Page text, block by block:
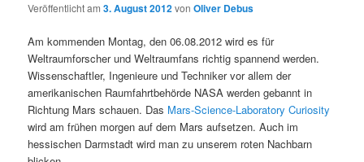
Veröffentlicht am3. August 2012vonOliver Debus
Am kommenden Montag, den 06.08.2012 wird es für
Weltraumforscher und Weltraumfans richtig spannend werden.
Wissenschaftler, Ingenieure und Techniker vor allem der
amerikanischen Raumfahrtbehörde NASA werden gebannt in
Richtung Mars schauen. Das Mars-Science-Laboratory Curiosity
wird am frühen morgen auf dem Mars aufsetzen. Auch im
hessischen Darmstadt wird man zu unserem roten Nachbarn